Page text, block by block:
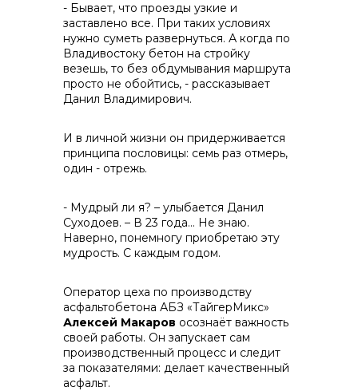
- Бывает, что проезды узкие и
заставлено все. При таких условиях
нужно суметь развернуться. А когда по
Владивостоку бетон на стройку
везешь, то без обдумывания маршрута
просто не обойтись, - рассказывает
Данил Владимирович.
И в личной жизни он придерживается
принципа пословицы: семь раз отмерь,
один - отрежь.
- Мудрый ли я? – улыбается Данил
Суходоев. – В 23 года… Не знаю.
Наверно, понемногу приобретаю эту
мудрость. С каждым годом.
Оператор цеха по производству
асфальтобетона АБЗ «ТайгерМикс»
Алексей Макаров осознаёт важность
своей работы. Он запускает сам
производственный процесс и следит
за показателями: делает качественный
асфальт.